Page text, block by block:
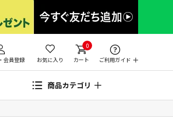
会員登録 お気に入り
0
カート ご利用ガイド
商品カテゴリ